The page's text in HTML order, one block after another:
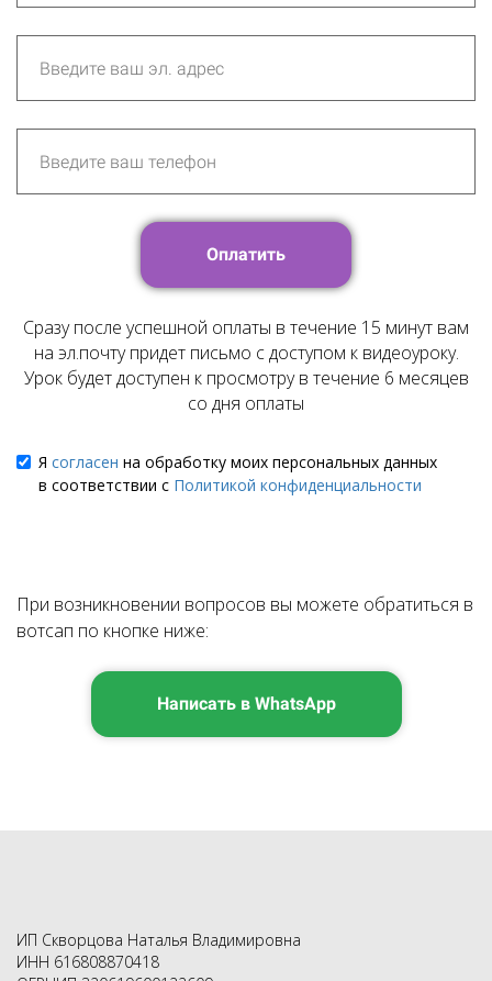
Оплатить
Сразу после успешной оплаты в течение 15 минут вам
на эл.почту придет письмо с доступом к видеоуроку.
Урок будет доступен к просмотру в течение 6 месяцев
со дня оплаты
Я согласен на обработку моих персональных данных
в соответствии с Политикой конфиденциальности
При возникновении вопросов вы можете обратиться в
вотсап по кнопке ниже:
Написать в WhatsApp
ИП Скворцова Наталья Владимировна
ИНН 616808870418